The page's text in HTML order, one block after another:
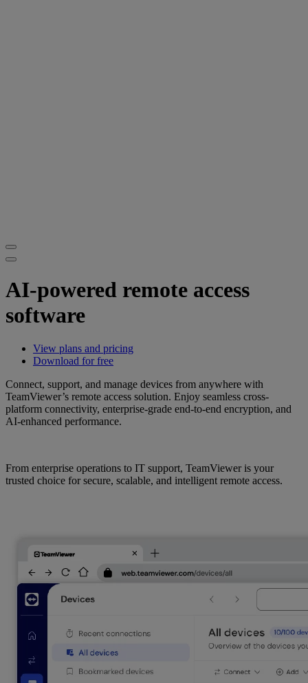
AI-powered remote access
software
View plans and pricing
Download for free
Connect, support, and manage devices from anywhere with
TeamViewer’s remote access solution. Enjoy seamless cross-
platform connectivity, enterprise-grade end-to-end encryption, and
AI-enhanced performance.
From enterprise operations to IT support, TeamViewer is your
trusted choice for secure, scalable, and intelligent remote access.